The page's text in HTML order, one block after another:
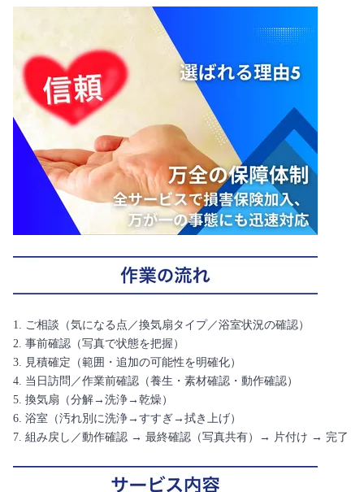
1. ご相談（気になる点／換気扇タイプ／浴室状況の確認）
2. 事前確認（写真で状態を把握）
3. 見積確定（範囲・追加の可能性を明確化）
4. 当日訪問／作業前確認（養生・素材確認・動作確認）
5. 換気扇（分解→洗浄→乾燥）
6. 浴室（汚れ別に洗浄→すすぎ→拭き上げ）
7. 組み戻し／動作確認 → 最終確認（写真共有）→ 片付け → 完了